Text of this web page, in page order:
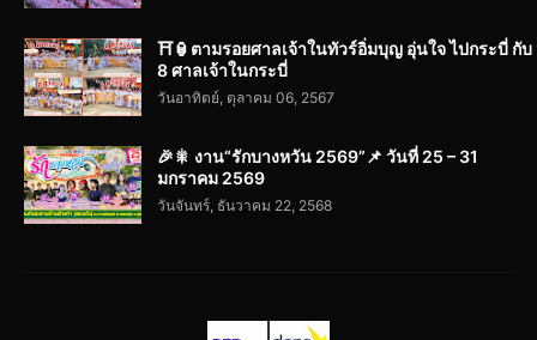
⛩️🏮ตามรอยศาลเจ้าในทัวร์อิ่มบุญ อุ่นใจ ไปกระบี่ กับ
8 ศาลเจ้าในกระบี่
วันอาทิตย์, ตุลาคม 06, 2567
🎉🎇 งาน“รักบางหวัน 2569”📌 วันที่ 25 – 31
มกราคม 2569
วันจันทร์, ธันวาคม 22, 2568